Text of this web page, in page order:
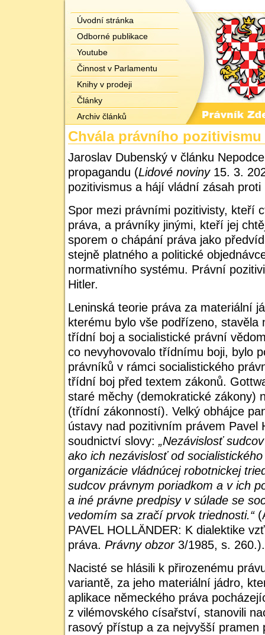
Úvodní stránka
Odborné publikace
Youtube
Činnost v Parlamentu
Knihy v prodeji
Články
Archiv článků
Chvála právního pozitivismu
Jaroslav Dubenský v článku
propagandu (Lidové noviny15. 3.
pozitivismus a hájí vládní zásah
Spor mezi právními pozitivisty, kteří
práva, a právníky jinými, kteří jej
sporem o chápání práva jako
stejně platného a politické
normativního systému. Právní
Hitler.
Leninská teorie práva za materiální
kterému bylo vše podřízeno, stavěla
třídní boj a socialistické právní
co nevyhovovalo třídnímu boji, bylo
právníků v rámci socialistického
třídní boj před textem zákonů.
staré měchy (demokratické zákony)
(třídní zákonností). Velký obhájce
ústavy nad pozitivním právem Pavel
soudnictví slovy: „Nezávislosť
ako ich nezávislosť od
organizácie vládnúcej robotnickej
sudcov právnym poriadkom a v ich
a iné právne predpisy v súlade se
vedomím sa zračí prvok triednosti.“
PAVEL HOLLÄNDER: K dialektike
práva. Právny obzor3/1985, s. 260.).
Nacisté se hlásili k přirozenému
variantě, za jeho materiální jádro,
aplikace německého práva
z vilémovského císařství, stanovili
rasový přístup a za nejvyšší pramen